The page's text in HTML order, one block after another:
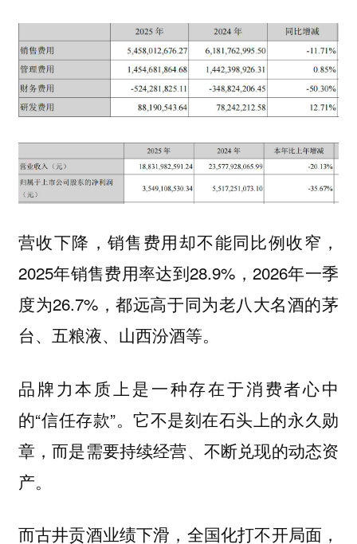
营收下降，销售费用却不能同比例收窄，
2025年销售费用率达到28.9%，2026年一季
度为26.7%，都远高于同为老八大名酒的茅
台、五粮液、山西汾酒等。
品牌力本质上是一种存在于消费者心中
的“信任存款”。它不是刻在石头上的永久勋
章，而是需要持续经营、不断兑现的动态资
产。
而古井贡酒业绩下滑，全国化打不开局面，